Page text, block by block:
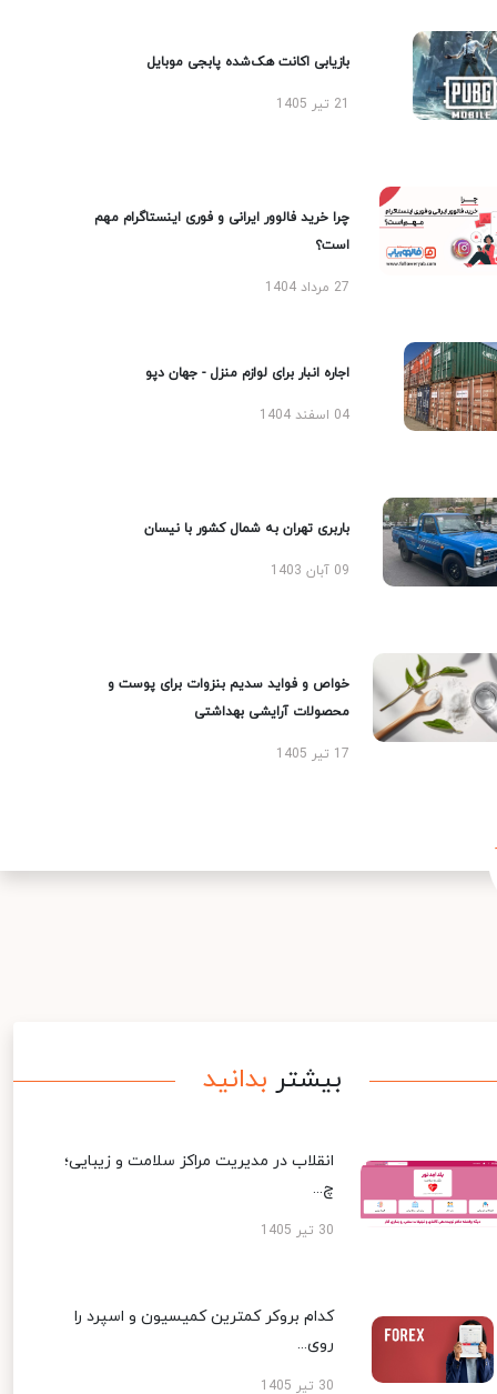
بازیابی اکانت هک‌شده پابجی موبایل
چرا خرید فالوور ایرانی و فوری اینستاگرام مهم
است؟
27 مرداد 1404
اجاره انبار برای لوازم منزل - جهان دپو
04 اسفند 1404
باربری تهران به شمال کشور با نیسان
09 آبان 1403
خواص و فواید سدیم بنزوات برای پوست و
محصولات آرایشی بهداشتی
17 تیر 1405
بیشتر بدانید
انقلاب در مدیریت مراکز سلامت و زیبایی؛
چ...
30 تیر 1405
کدام بروکر کمترین کمیسیون و اسپرد را
روی...
30 تیر 1405